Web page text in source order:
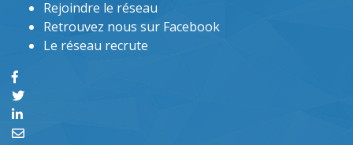
Rejoindre le réseau
Retrouvez nous sur Facebook
Le réseau recrute